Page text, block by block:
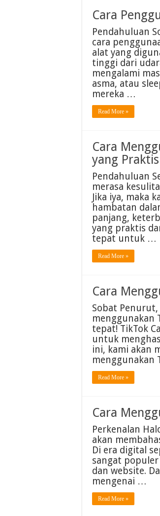
Cara
Pendahuluan
cara
alat yang
tinggi dari
mengalami
asma, atau
mereka …
Read More »
Cara
yang
Pendahuluan
merasa
Jika iya, maka
hambatan
panjang,
yang praktis
tepat untuk …
Read More »
Cara
Sobat
menggunakan
tepat! TikTok
untuk
ini, kami akan
menggunakan
Read More »
Cara
Perkenalan
akan
Di era digital
sangat
dan website.
mengenai …
Read More »